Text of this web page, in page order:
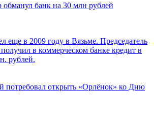
банк на 30 млн рублей
еще в 2009 году в Вязьме. Председатель
получил в коммерческом банке кредит в
рублей.
потребовал открыть «Орлёнок» ко Дню